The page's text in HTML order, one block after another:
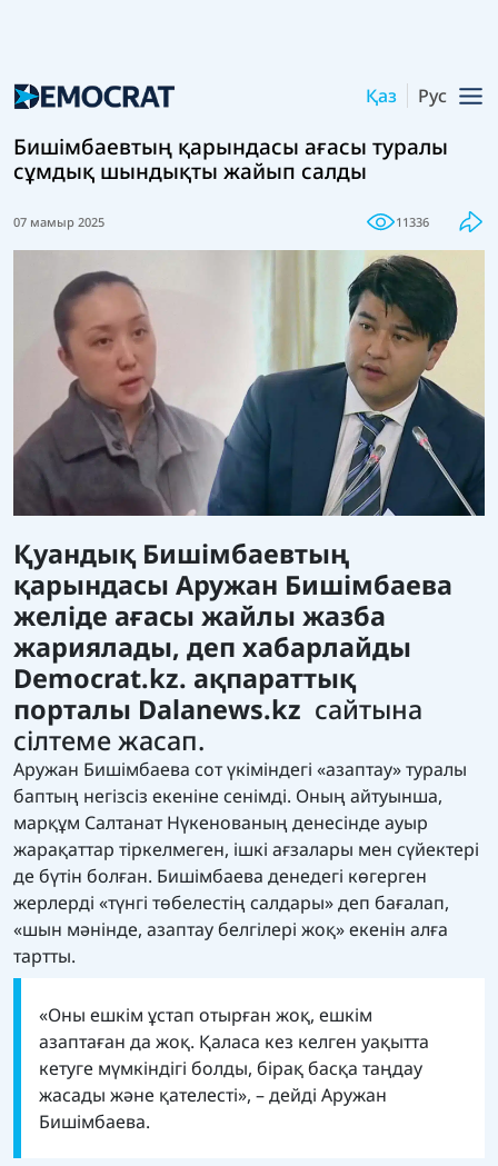
Қаз Рус
Бишімбаевтың қарындасы ағасы туралы
сұмдық шындықты жайып салды
07 мамыр 2025 11336
Қуандық Бишімбаевтың
қарындасы Аружан Бишімбаева
желіде ағасы жайлы жазба
жариялады, деп хабарлайды
Democrat.kz. ақпараттық
порталы Dalanews.kz сайтына
сілтеме жасап.
Аружан Бишімбаева сот үкіміндегі «азаптау» туралы
баптың негізсіз екеніне сенімді. Оның айтуынша,
марқұм Салтанат Нүкенованың денесінде ауыр
жарақаттар тіркелмеген, ішкі ағзалары мен сүйектері
де бүтін болған. Бишімбаева денедегі көгерген
жерлерді «түнгі төбелестің салдары» деп бағалап,
«шын мәнінде, азаптау белгілері жоқ» екенін алға
тартты.
«Оны ешкім ұстап отырған жоқ, ешкім
азаптаған да жоқ. Қаласа кез келген уақытта
кетуге мүмкіндігі болды, бірақ басқа таңдау
жасады және қателесті», – дейді Аружан
Бишімбаева.